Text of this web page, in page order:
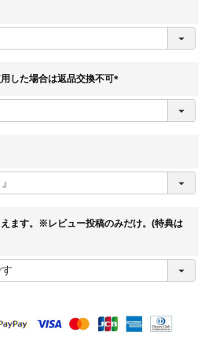
した場合は返品交換不可
須
ます。※レビュー投稿のみだけ。(特典は